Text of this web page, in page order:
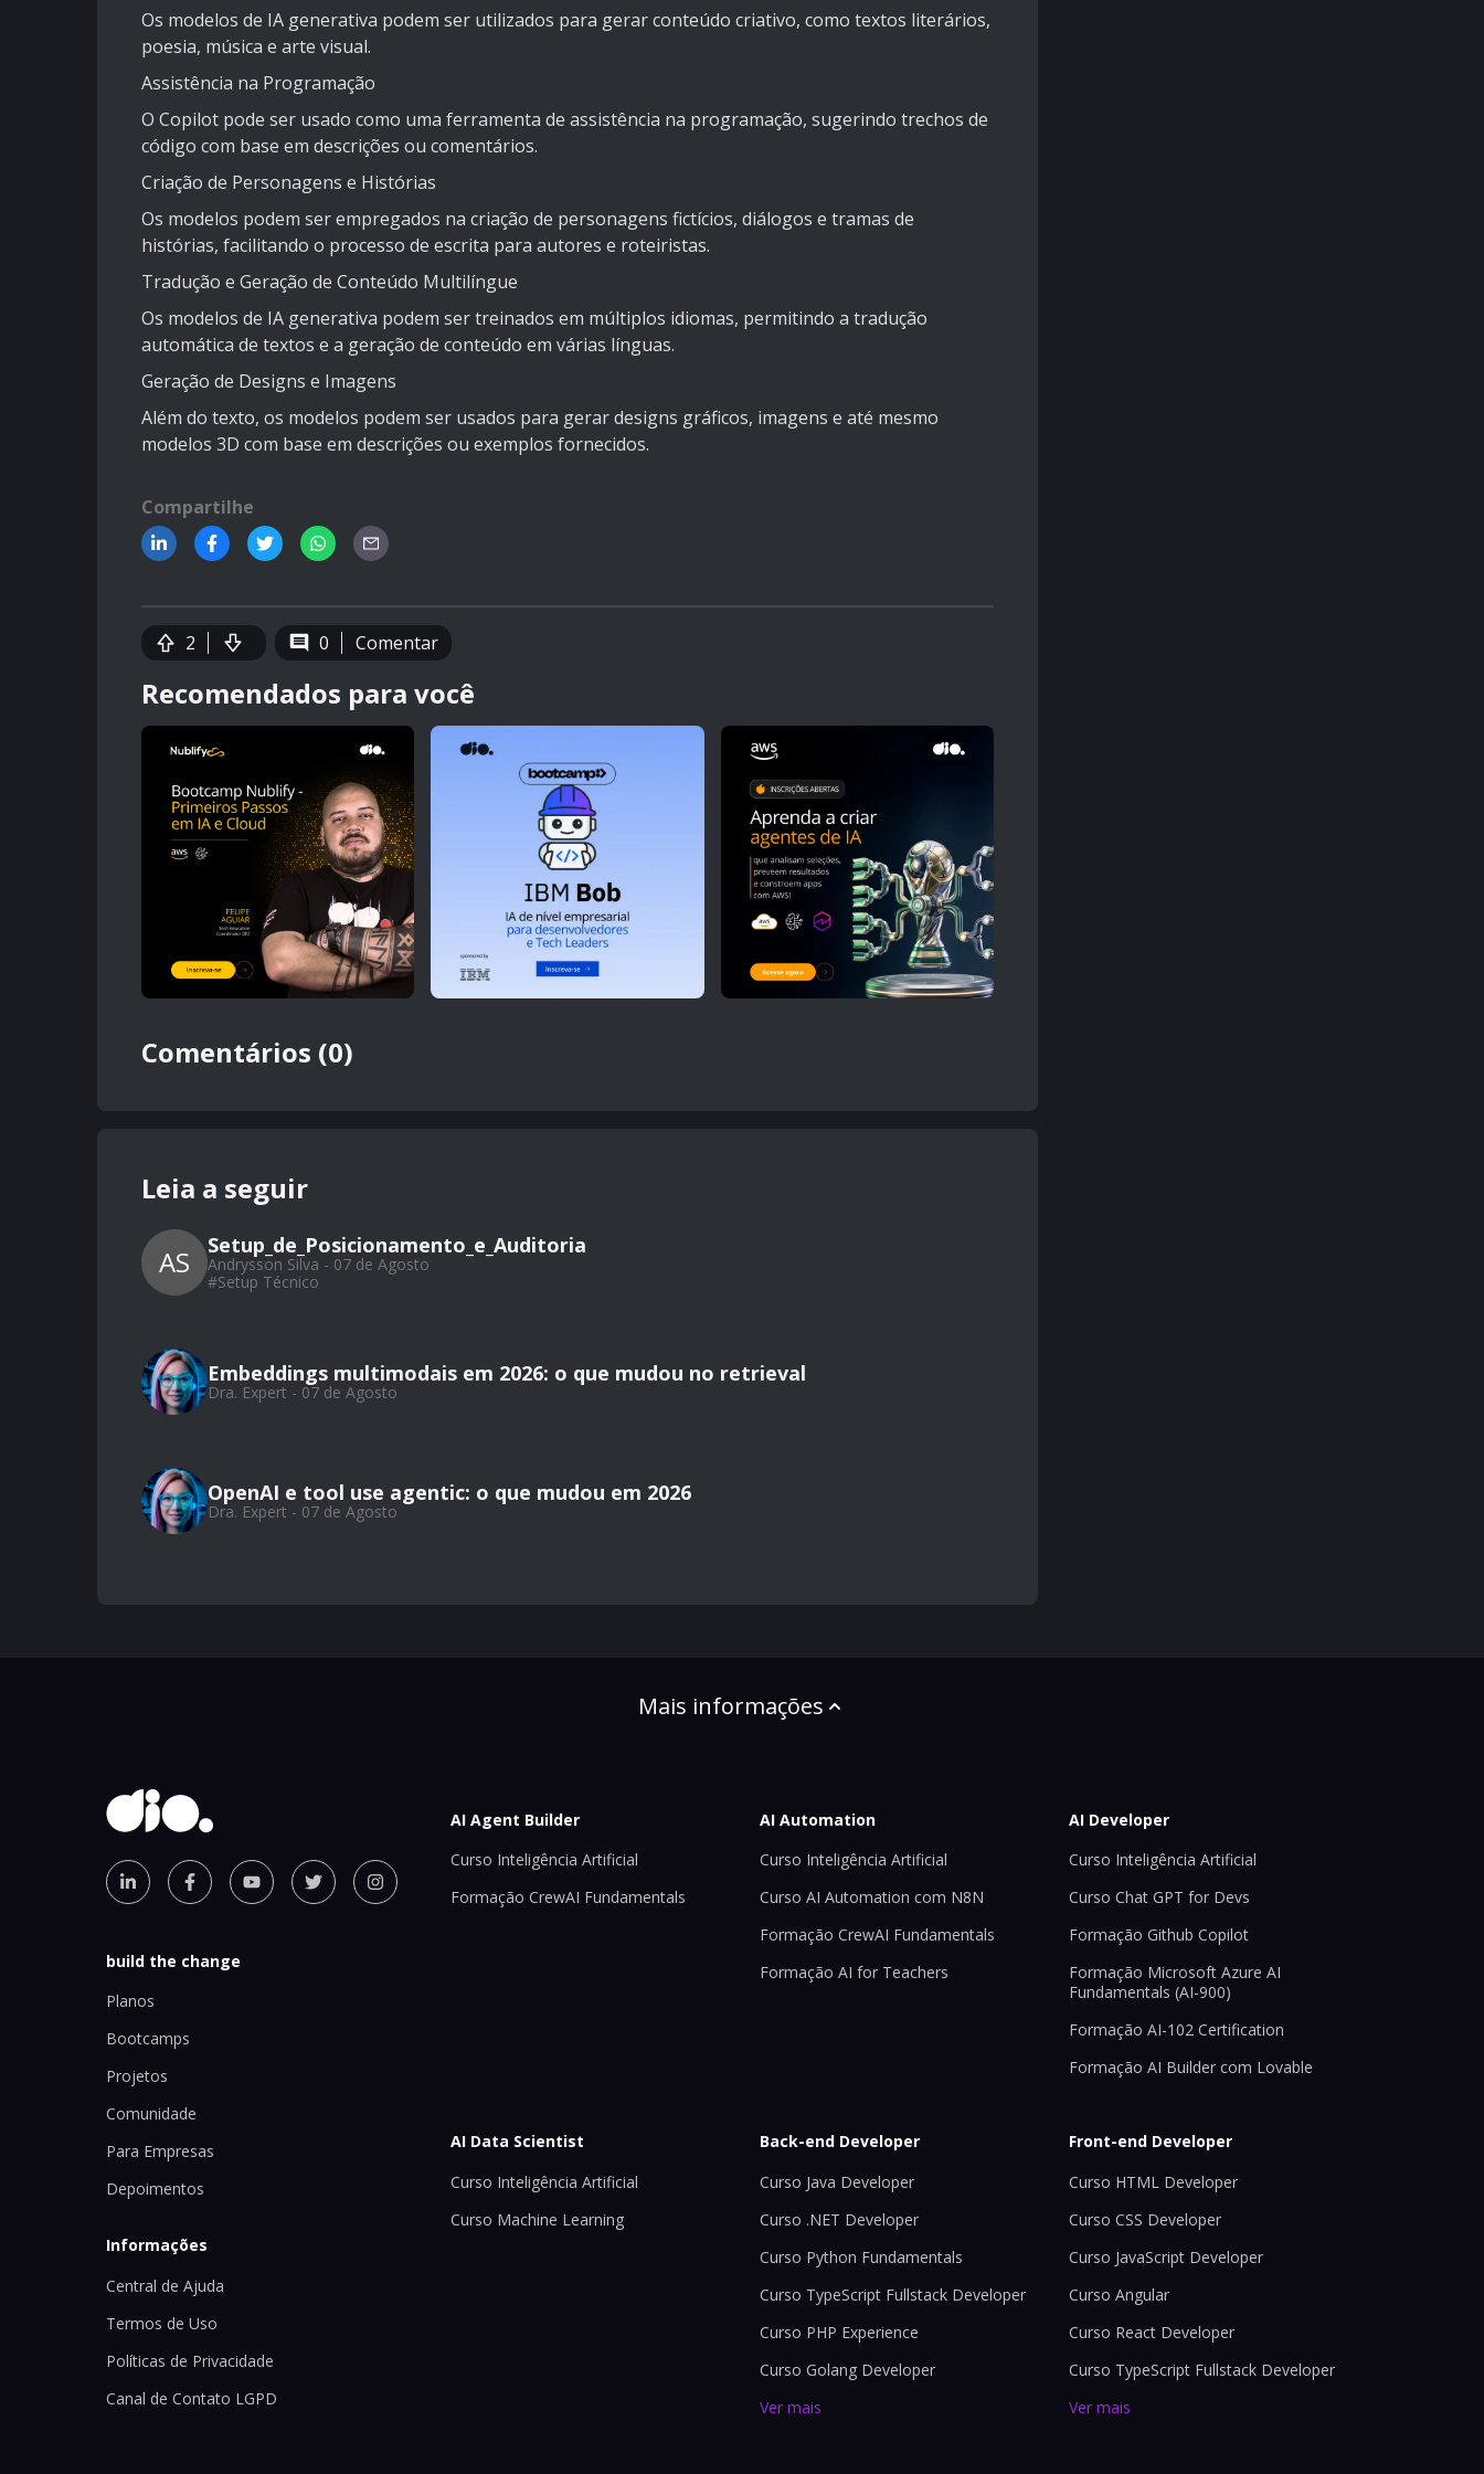
Os modelos de IA generativa podem ser utilizados para gerar conteúdo criativo, como textos literários,
poesia, música e arte visual.
Assistência na Programação
O Copilot pode ser usado como uma ferramenta de assistência na programação, sugerindo trechos de
código com base em descrições ou comentários.
Criação de Personagens e Histórias
Os modelos podem ser empregados na criação de personagens fictícios, diálogos e tramas de
histórias, facilitando o processo de escrita para autores e roteiristas.
Tradução e Geração de Conteúdo Multilíngue
Os modelos de IA generativa podem ser treinados em múltiplos idiomas, permitindo a tradução
automática de textos e a geração de conteúdo em várias línguas.
Geração de Designs e Imagens
Além do texto, os modelos podem ser usados para gerar designs gráficos, imagens e até mesmo
modelos 3D com base em descrições ou exemplos fornecidos.
Compartilhe
2 0 Comentar
Recomendados para você
Comentários (0)
Leia a seguir
AS Setup_de_Posicionamento_e_Auditoria
Andrysson Silva - 07 de Agosto
#Setup Técnico
Embeddings multimodais em 2026: o que mudou no retrieval
Dra. Expert - 07 de Agosto
OpenAI e tool use agentic: o que mudou em 2026
Dra. Expert - 07 de Agosto
Mais informações
build the change
Planos
Bootcamps
Projetos
Comunidade
Para Empresas
Depoimentos
Informações
Central de Ajuda
Termos de Uso
Políticas de Privacidade
Canal de Contato LGPD
AI Agent Builder
Curso Inteligência Artificial
Formação CrewAI Fundamentals
AI Automation
Curso Inteligência Artificial
Curso AI Automation com N8N
Formação CrewAI Fundamentals
Formação AI for Teachers
AI Developer
Curso Inteligência Artificial
Curso Chat GPT for Devs
Formação Github Copilot
Formação Microsoft Azure AI
Fundamentals (AI-900)
Formação AI-102 Certification
Formação AI Builder com Lovable
AI Data Scientist
Curso Inteligência Artificial
Curso Machine Learning
Back-end Developer
Curso Java Developer
Curso .NET Developer
Curso Python Fundamentals
Curso TypeScript Fullstack Developer
Curso PHP Experience
Curso Golang Developer
Ver mais
Front-end Developer
Curso HTML Developer
Curso CSS Developer
Curso JavaScript Developer
Curso Angular
Curso React Developer
Curso TypeScript Fullstack Developer
Ver mais